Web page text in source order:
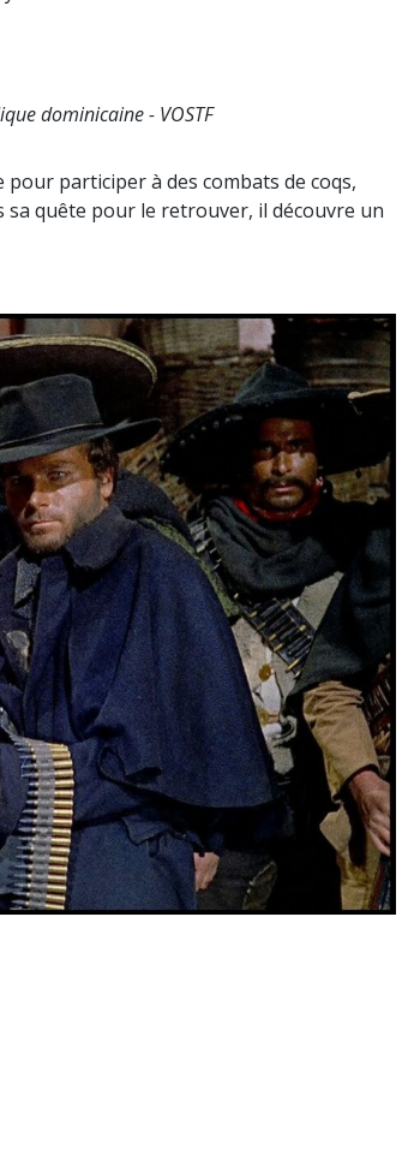
dominicaine - VOSTF
participer à des combats de coqs,
quête pour le retrouver, il découvre un